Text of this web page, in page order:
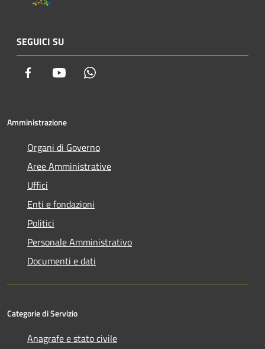
SEGUICI SU
Facebook Youtube
Amministrazione
Organi di Governo
Aree Amministrative
Uffici
Enti e fondazioni
Politici
Personale Amministrativo
Documenti e dati
Categorie di Servizio
Anagrafe e stato civile